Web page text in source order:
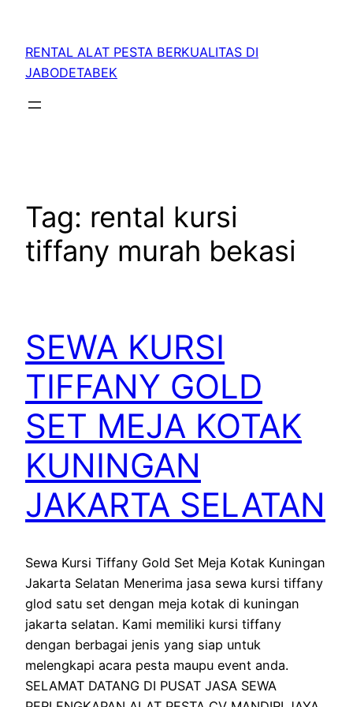
RENTAL ALAT PESTA BERKUALITAS DI
JABODETABEK
Tag: rental kursi
tiffany murah bekasi
SEWA KURSI
TIFFANY GOLD
SET MEJA KOTAK
KUNINGAN
JAKARTA SELATAN
Sewa Kursi Tiffany Gold Set Meja Kotak Kuningan
Jakarta Selatan Menerima jasa sewa kursi tiffany
glod satu set dengan meja kotak di kuningan
jakarta selatan. Kami memiliki kursi tiffany
dengan berbagai jenis yang siap untuk
melengkapi acara pesta maupu event anda.
SELAMAT DATANG DI PUSAT JASA SEWA